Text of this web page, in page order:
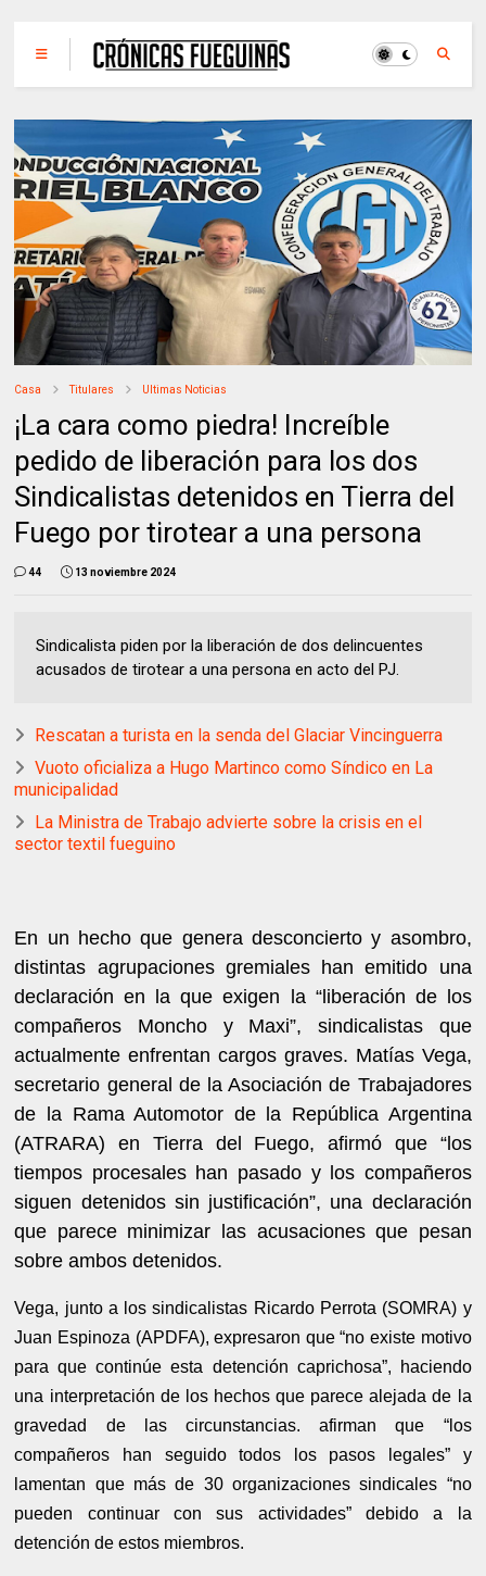
Casa Titulares Ultimas Noticias
¡La cara como piedra! Increíble
pedido de liberación para los dos
Sindicalistas detenidos en Tierra del
Fuego por tirotear a una persona
44 13 noviembre 2024
Sindicalista piden por la liberación de dos delincuentes
acusados de tirotear a una persona en acto del PJ.
Rescatan a turista en la senda del Glaciar Vincinguerra
Vuoto oficializa a Hugo Martinco como Síndico en La
municipalidad
La Ministra de Trabajo advierte sobre la crisis en el
sector textil fueguino
En un hecho que genera desconcierto y asombro,
distintas agrupaciones gremiales han emitido una
declaración en la que exigen la “liberación de los
compañeros Moncho y Maxi”, sindicalistas que
actualmente enfrentan cargos graves. Matías Vega,
secretario general de la Asociación de Trabajadores
de la Rama Automotor de la República Argentina
(ATRARA) en Tierra del Fuego, afirmó que “los
tiempos procesales han pasado y los compañeros
siguen detenidos sin justificación”, una declaración
que parece minimizar las acusaciones que pesan
sobre ambos detenidos.
Vega, junto a los sindicalistas Ricardo Perrota (SOMRA) y
Juan Espinoza (APDFA), expresaron que “no existe motivo
para que continúe esta detención caprichosa”, haciendo
una interpretación de los hechos que parece alejada de la
gravedad de las circunstancias. afirman que “los
compañeros han seguido todos los pasos legales” y
lamentan que más de 30 organizaciones sindicales “no
pueden continuar con sus actividades” debido a la
detención de estos miembros.